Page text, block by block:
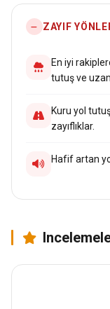
ZAYIF
En iyi
tutuş ve
Kuru yol
zayıflıklar.
Hafif artan